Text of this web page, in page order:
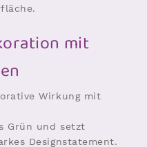
mit
Wirkung mit
Grün und setzt
Designstatement.